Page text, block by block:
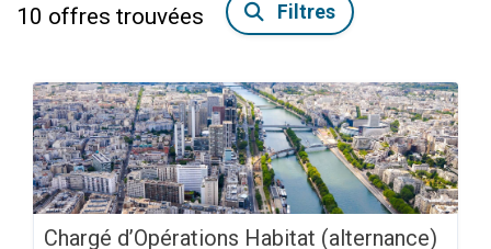
10 offres trouvées Filtres
Chargé d’Opérations Habitat (alternance)